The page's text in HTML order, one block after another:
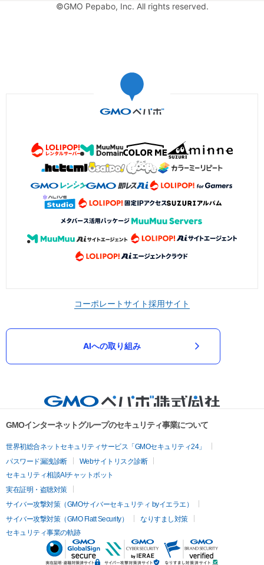
©GMO Pepabo, Inc. All rights reserved.
コーポレートサイト採用サイト
AIへの取り組み
GMOインターネットグループのセキュリティ事業について
世界初総合ネットセキュリティサービス「GMOセキュリティ24」
パスワード漏洩診断
Webサイトリスク診断
セキュリティ相談AIチャットボット
実在証明・盗聴対策
サイバー攻撃対策（GMOサイバーセキュリティ byイエラエ）
サイバー攻撃対策（GMO Flatt Security）
なりすまし対策
セキュリティ事業の軌跡